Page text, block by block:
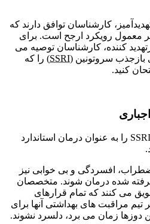
کارشناسان توافق دارند که
رویکرد ارجح است. برای
کننده، کارشناسان توصیه می
سروتونین (SSRI) را که
کارشناسان همچنین داروهای SSRI را به عنوان درمان استاندارد
افسردگی و بی خوابی نیز
شده درمان شوند. متخصصان
می کنند که تمام قرارهای
های بهداشتی آنها برای
زمان می برد، دلسرد نشوند.